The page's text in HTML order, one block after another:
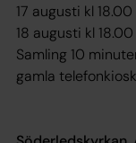
17 augusti kl 18.00
18 augusti kl 18.00
Samling 10
gamla